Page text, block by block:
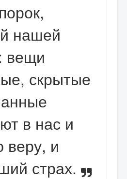
нашей
вещи
скрытые
в нас и
и
страх.